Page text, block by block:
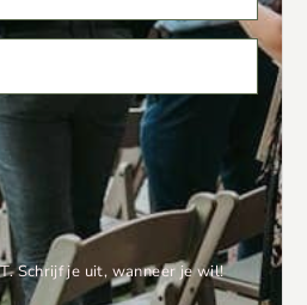
Schrijf je uit, wanneer je wil!